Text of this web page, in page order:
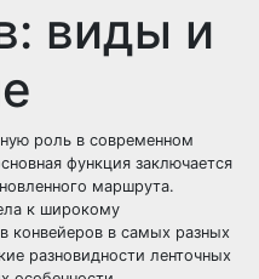
виды и
роль в современном
функция заключается
маршрута.
к широкому
конвейеров в самых разных
разновидности ленточных